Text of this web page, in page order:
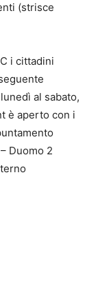
(strisce
i cittadini
al sabato,
è aperto con i
Duomo 2